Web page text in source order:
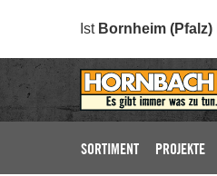
Ist Bornheim (Pfalz)
SORTIMENT PROJEKTE